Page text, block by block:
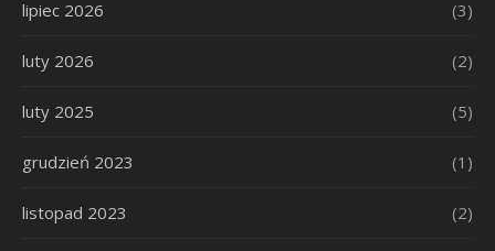
lipiec 2026 (3)
luty 2026 (2)
luty 2025 (5)
grudzień 2023 (1)
listopad 2023 (2)